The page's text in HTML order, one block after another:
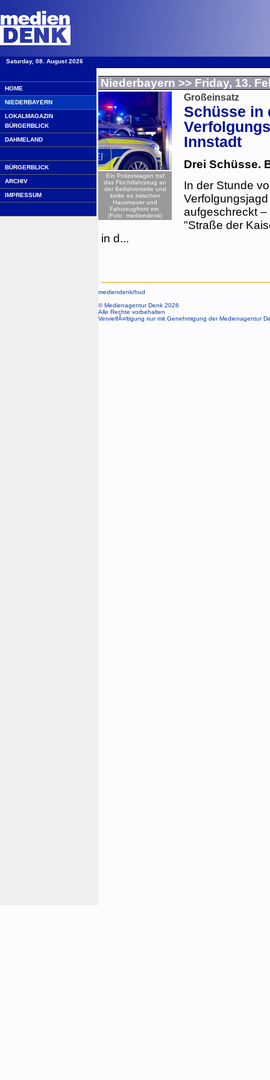
Saturday, 08. August 2026
HOME
NIEDERBAYERN
LOKALMAGAZIN
BÜRGERBLICK
DAHMELAND
BÜRGERBLICK
ARCHIV
IMPRESSUM
Niederbayern >> Friday, 13.
Ein Polizeiwagen traf
das Fluchtfahrzeug an
der Beifahrerseite und
keilte es zwischen
Hausmauer und
Fahrzeugfront ein.
(Foto: mediendenk)
Großeinsatz
Schüsse in
Innstadt
Drei Schüsse.
In der Stunde
aufgeschreckt –
"Straße der
in d...
mediendenk/hud
© Medienagentur Denk 2026
Alle Rechte vorbehalten
VervielfÃ¤ltigung nur mit Genehmigung der Medienagentur